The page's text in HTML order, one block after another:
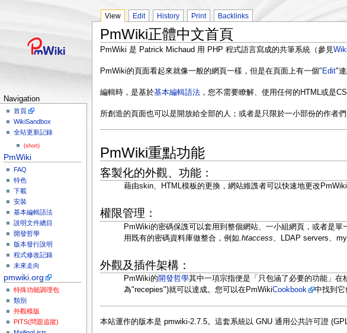
Navigation
首頁
WikiSandbox
全站更新記錄
(short)
PmWiki
FAQ
特色
下載
安裝
基本編輯語法
說明文件總目
開發哲學
版本發行說明
程式修改記錄
未來走向
pmwiki.org
特殊功能調理包
類別
外觀模版
PITS(問題追蹤)
View Edit History Print Backlinks
PmWiki正體中文首頁
PmWiki 是 Patrick Michaud 用 PHP 程式語言寫成的共筆系統（參見
PmWiki的頁面看起來就像一般的網頁一樣，但是在頁面上有一個" Edit"
編輯時，是基於基本編輯語法，您不需要瞭解、使用任何的HTML或是
所創造的頁面也可以是開放給全部的人；或者是只限於一小部份的作者們
PmWiki重點功能
客製化的外觀、功能：
藉由skin、HTML模板的更換，網站維謢者可以快速地更改
權限管理：
PmWiki的密碼保謢可以套用到整個網站、一小組網頁，或者是
用既有的密碼資料庫做整合，例如 .htaccess 、LDAP servers、
外觀及插件架構：
PmWiki的開發哲學其中一項宗指便是「只包涵了必要的功能」
為"recepies")就可以達成。您可以在PmWikiCookbook 中找到它
本站運作的版本是 pmwiki-2.7.5。這套系統以 GNU 通用公共許可證